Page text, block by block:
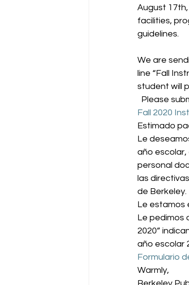
August
facilities,
guidelines.
We are
line “Fall
student will
Please
Fall 2020
Estimado
Le
año escolar,
personal
las
de Berkeley.
Le estamos
Le pedimos
2020”
año escolar
Formulario
Warmly,